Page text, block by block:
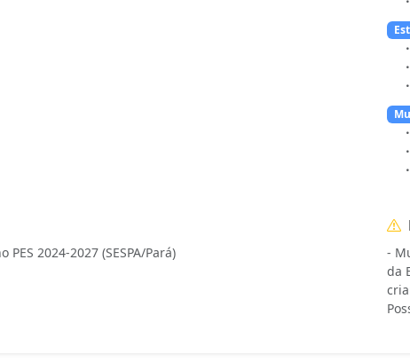
2024-2027 (SESPA/Pará)
-
da